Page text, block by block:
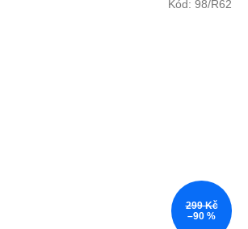
299 Kč
–90 %
Kód: 98/R62